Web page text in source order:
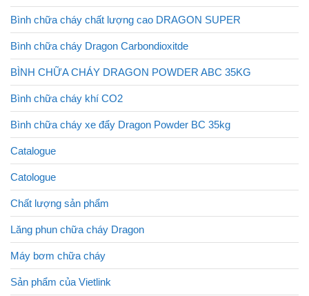
Bình chữa cháy chất lượng cao DRAGON SUPER
Bình chữa cháy Dragon Carbondioxitde
BÌNH CHỮA CHÁY DRAGON POWDER ABC 35KG
Bình chữa cháy khí CO2
Bình chữa cháy xe đẩy Dragon Powder BC 35kg
Catalogue
Catologue
Chất lượng sản phẩm
Lăng phun chữa cháy Dragon
Máy bơm chữa cháy
Sản phẩm của Vietlink